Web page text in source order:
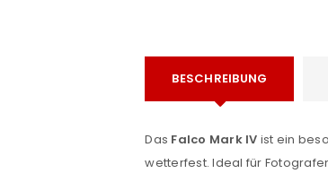
BESCHREIBUNG
Das Falco Mark IV ist ein
wetterfest. Ideal für